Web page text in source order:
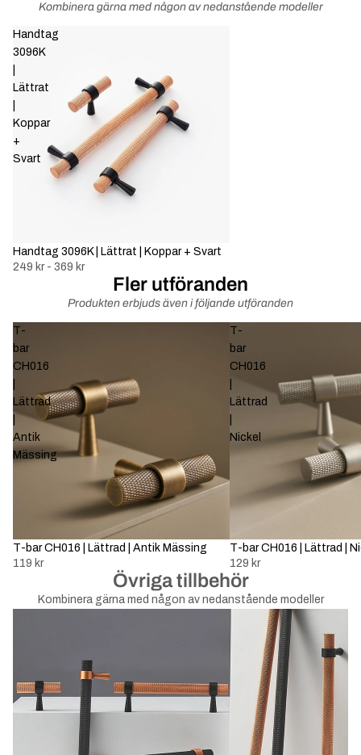
Kombinera gärna med någon av nedanstående modeller
Handtag
3096K
Lättrat
Koppar
+
Svart
Handtag 3096K | Lättrat | Koppar + Svart
249 kr - 369 kr
Fler utföranden
Produkten erbjuds även i följande utföranden
T-
bar
CH016
Lättrad
Antik
Mässing
Slutsåld
T-bar CH016 | Lättrad | Antik Mässing
119 kr
T-
bar
CH016
Lättrad
Nickel
Slutsåld
T-bar CH016 | Lättrad |
129 kr
Övriga tillbehör
Kombinera gärna med någon av nedanstående modeller